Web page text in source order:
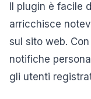
Il plugin è facile
arricchisce
sul sito web.
notifiche
gli utenti